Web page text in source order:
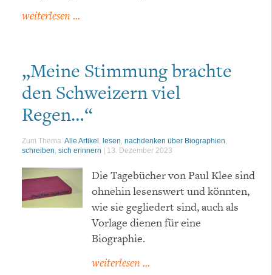
weiterlesen ...
„Meine Stimmung brachte
den Schweizern viel
Regen…“
Zum Thema: Alle Artikel, lesen, nachdenken über Biographien,
schreiben, sich erinnern | 13. Dezember 2023
Die Tagebücher von Paul Klee sind
ohnehin lesenswert und könnten,
wie sie gegliedert sind, auch als
Vorlage dienen für eine
Biographie.
weiterlesen ...